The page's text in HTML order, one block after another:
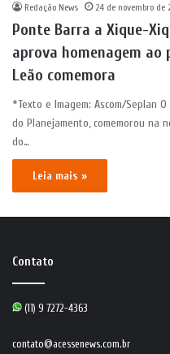
Redação News 24 de novembro de
Ponte Barra a Xique-
aprova homenagem
Leão comemora
*Texto e Imagem: Ascom/Seplan
do Planejamento, comemorou na
do…
Leia mais »
Contato
(11) 9 7272-4363
contato@acessenews.com.br